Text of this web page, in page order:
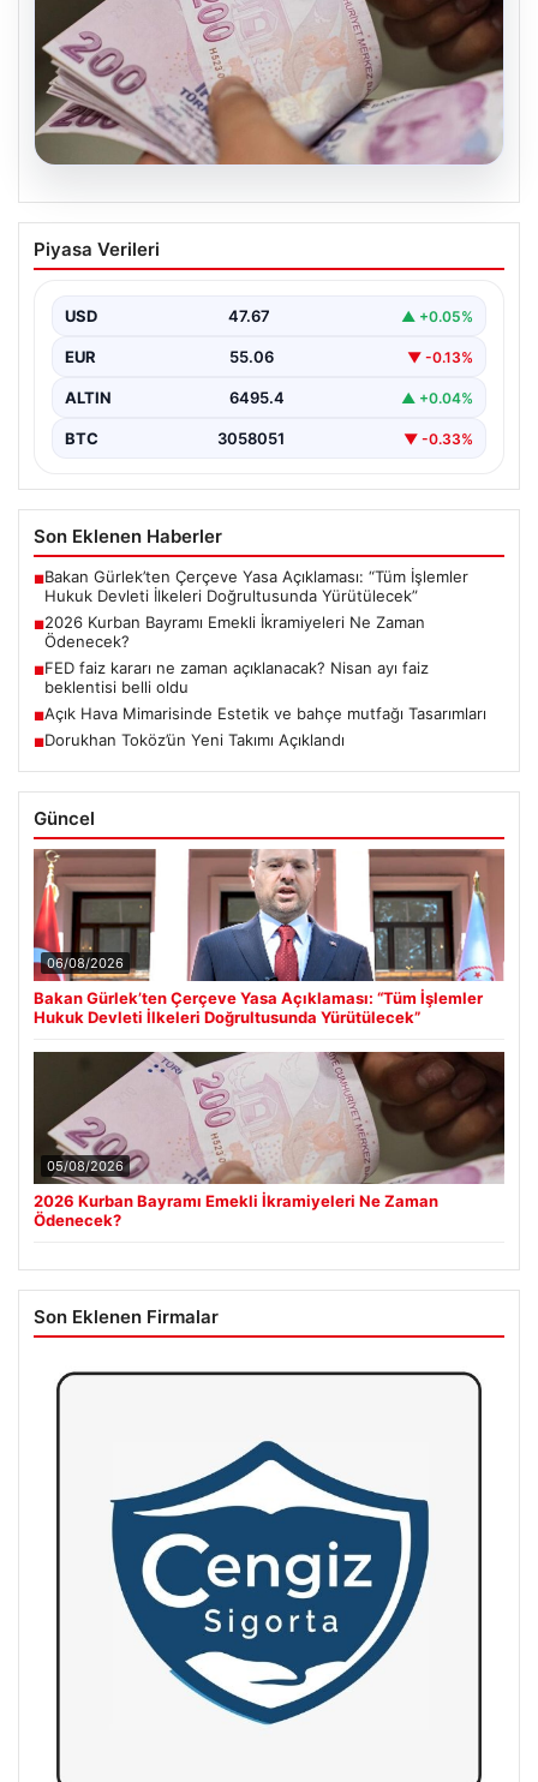
05.08.2026
2026 Kurban Bayramı Emekli
İkramiyeleri Ne Zaman Ödenecek?
milyon emekli vatandaşın gözü kulağı bayram
ikramiyesi…
Piyasa Verileri
USD 47.67 ▲ +0.05%
EUR 55.06 ▼ -0.13%
ALTIN 6495.4 ▲ +0.04%
BTC 3058051 ▼ -0.33%
Son Eklenen Haberler
■Bakan Gürlek’ten Çerçeve Yasa Açıklaması: “Tüm İşlemler
Hukuk Devleti İlkeleri Doğrultusunda Yürütülecek”
■2026 Kurban Bayramı Emekli İkramiyeleri Ne Zaman
Ödenecek?
■FED faiz kararı ne zaman açıklanacak? Nisan ayı faiz
beklentisi belli oldu
■Açık Hava Mimarisinde Estetik ve bahçe mutfağı Tasarımları
■Dorukhan Toköz’ün Yeni Takımı Açıklandı
Güncel
06/08/2026
Bakan Gürlek’ten Çerçeve Yasa Açıklaması: “Tüm İşlemler
Hukuk Devleti İlkeleri Doğrultusunda Yürütülecek”
05/08/2026
2026 Kurban Bayramı Emekli İkramiyeleri Ne Zaman
Ödenecek?
Son Eklenen Firmalar